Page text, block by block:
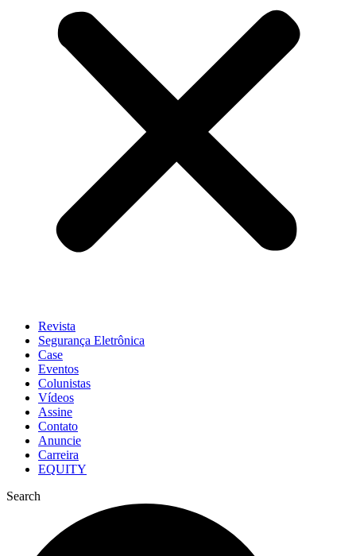
Revista
Segurança Eletrônica
Case
Eventos
Colunistas
Vídeos
Assine
Contato
Anuncie
Carreira
EQUITY
Search